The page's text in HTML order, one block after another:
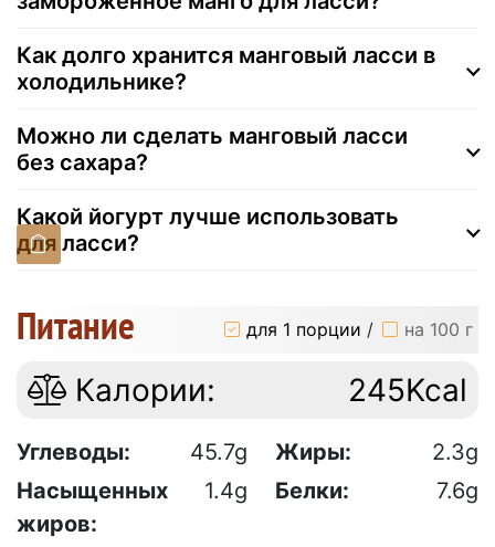
Как долго хранится манговый ласси в
холодильнике?
Можно ли сделать манговый ласси
без сахара?
Какой йогурт лучше использовать
для ласси?
Питание для 1 порции / на 100 г
Калории: 245Kcal
Углеводы: 45.7g Жиры:
2.3g
Насыщенных
жиров:
1.4g Белки: 7.6g